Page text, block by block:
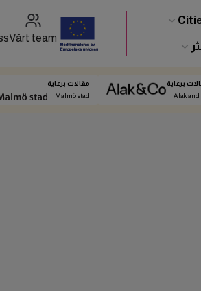
Vårt team
برعاية
Alak and
مقالات برعاية
Malmö stad